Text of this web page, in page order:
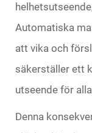
Automatiska
att vika och
säkerställer ett
utseende för
Denna